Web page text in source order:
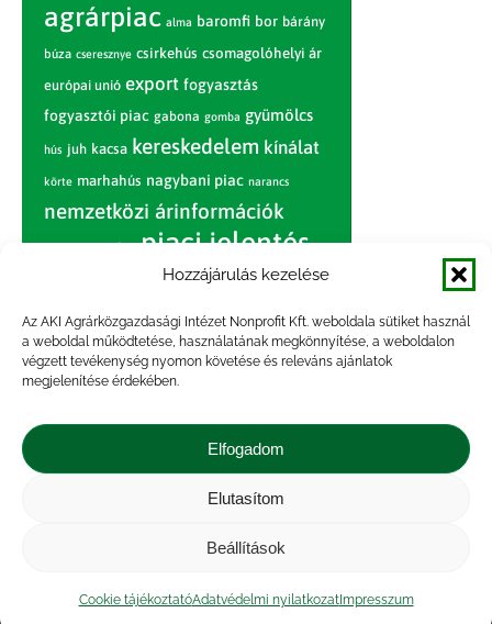
Hozzájárulás kezelése
Az AKI Agrárközgazdasági Intézet Nonprofit Kft. weboldala sütiket használ
a weboldal működtetése, használatának megkönnyítése, a weboldalon
végzett tevékenység nyomon követése és releváns ajánlatok
megjelenítése érdekében.
Elfogadom
Elutasítom
Beállítások
Cookie tájékoztatóAdatvédelmi nyilatkozatImpresszum
agrárpiac alma baromfi bor bárány
búza cseresznye csirkehús csomagolóhelyi ár
európai unió export fogyasztás
fogyasztói piac gabona gomba gyümölcs
hús juh kacsa kereskedelem kínálat
körte marhahús nagybani piac narancs
nemzetközi árinformációk
piac piaci jelentés
sertés sertéshús
szarvasmarha termelés termelői
ár tojás világpiac
vágóbárány
vágómarha vágósertés
Kapcsolat |
tájékoztató